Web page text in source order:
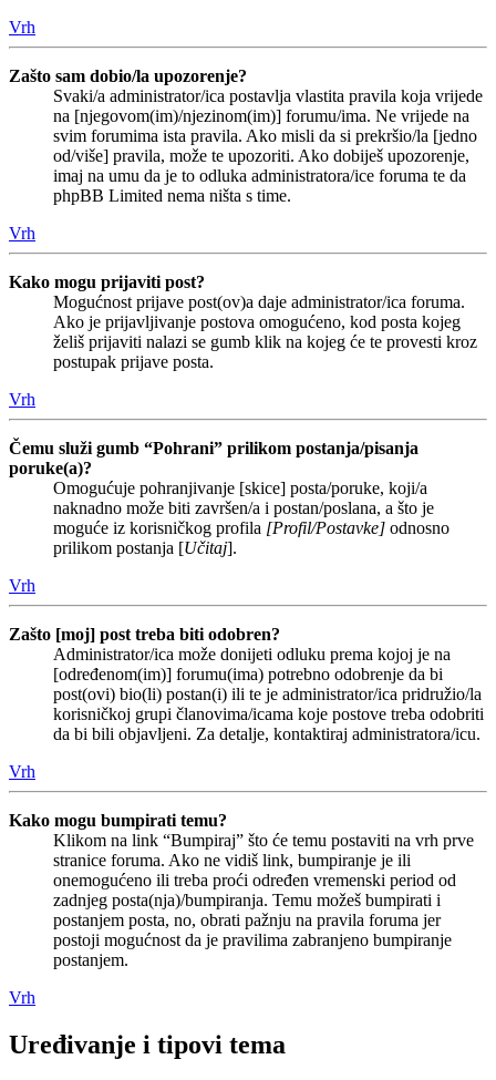
Vrh
Zašto sam dobio/la upozorenje?
Svaki/a administrator/ica postavlja vlastita pravila koja vrijede
na [njegovom(im)/njezinom(im)] forumu/ima. Ne vrijede na
svim forumima ista pravila. Ako misli da si prekršio/la [jedno
od/više] pravila, može te upozoriti. Ako dobiješ upozorenje,
imaj na umu da je to odluka administratora/ice foruma te da
phpBB Limited nema ništa s time.
Vrh
Kako mogu prijaviti post?
Mogućnost prijave post(ov)a daje administrator/ica foruma.
Ako je prijavljivanje postova omogućeno, kod posta kojeg
želiš prijaviti nalazi se gumb klik na kojeg će te provesti kroz
postupak prijave posta.
Vrh
Čemu služi gumb “Pohrani” prilikom postanja/pisanja
poruke(a)?
Omogućuje pohranjivanje [skice] posta/poruke, koji/a
naknadno može biti završen/a i postan/poslana, a što je
moguće iz korisničkog profila [Profil/Postavke] odnosno
prilikom postanja [Učitaj].
Vrh
Zašto [moj] post treba biti odobren?
Administrator/ica može donijeti odluku prema kojoj je na
[određenom(im)] forumu(ima) potrebno odobrenje da bi
post(ovi) bio(li) postan(i) ili te je administrator/ica pridružio/la
korisničkoj grupi članovima/icama koje postove treba odobriti
da bi bili objavljeni. Za detalje, kontaktiraj administratora/icu.
Vrh
Kako mogu bumpirati temu?
Klikom na link “Bumpiraj” što će temu postaviti na vrh prve
stranice foruma. Ako ne vidiš link, bumpiranje je ili
onemogućeno ili treba proći određen vremenski period od
zadnjeg posta(nja)/bumpiranja. Temu možeš bumpirati i
postanjem posta, no, obrati pažnju na pravila foruma jer
postoji mogućnost da je pravilima zabranjeno bumpiranje
postanjem.
Vrh
Uređivanje i tipovi tema